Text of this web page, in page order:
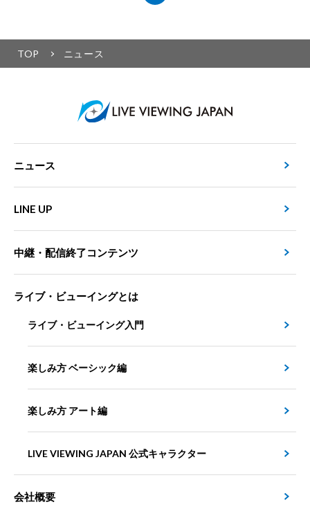
TOP ニュース
ニュース
LINE UP
中継・配信終了コンテンツ
ライブ・ビューイングとは
ライブ・ビューイング入門
楽しみ方 ベーシック編
楽しみ方 アート編
LIVE VIEWING JAPAN 公式キャラクター
会社概要